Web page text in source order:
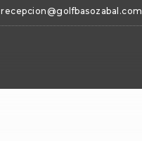
recepcion@golfbasozabal.com